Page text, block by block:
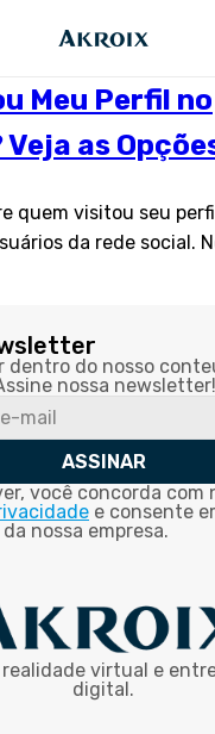
Meu Perfil no
as
quem visitou seu
da rede social.
dentro do nosso
nossa newsletter!
ASSINAR
você concorda com
e consente
nossa empresa.
realidade virtual e
digital.